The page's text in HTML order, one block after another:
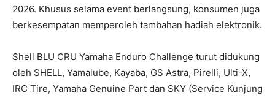
2026. Khusus selama event berlangsung, konsumen juga
berkesempatan memperoleh tambahan hadiah elektronik.
Shell BLU CRU Yamaha Enduro Challenge turut didukung
oleh SHELL, Yamalube, Kayaba, GS Astra, Pirelli, Ulti-X,
IRC Tire, Yamaha Genuine Part dan SKY (Service Kunjung